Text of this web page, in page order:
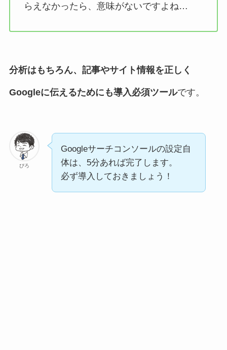
らえなかったら、意味がないですよね…
分析はもちろん、記事やサイト情報を正しく
Googleに伝えるためにも導入必須ツールです。
ぴろ
Googleサーチコンソールの設定自
体は、5分あれば完了します。
必ず導入しておきましょう！